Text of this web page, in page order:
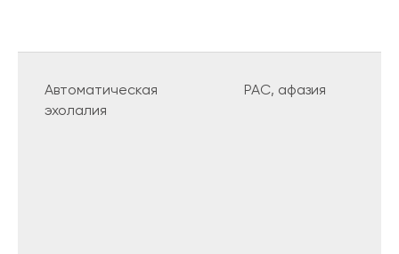
Автоматическая
эхолалия
РАС, афазия